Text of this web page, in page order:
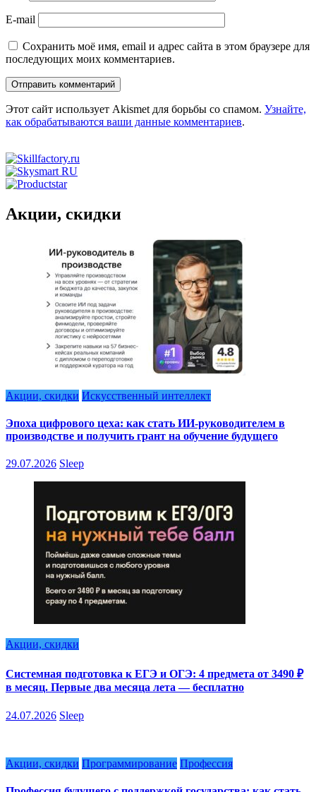
E-mail
Сохранить моё имя, email и адрес сайта в этом браузере для
последующих моих комментариев.
Этот сайт использует Akismet для борьбы со спамом. Узнайте,
как обрабатываются ваши данные комментариев.
Акции, скидки
Акции, скидки Искусственный интеллект
Эпоха цифрового цеха: как стать ИИ-руководителем в
производстве и получить грант на обучение будущего
29.07.2026 Sleep
Акции, скидки
Системная подготовка к ЕГЭ и ОГЭ: 4 предмета от 3490 ₽
в месяц. Первые два месяца лета — бесплатно
24.07.2026 Sleep
Акции, скидки Программирование Профессия